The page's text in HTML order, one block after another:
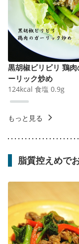
黒胡椒ビリビリ 鶏肉
ーリック炒め
124kcal 食塩 0.9g
もっと見る
脂質控えめで